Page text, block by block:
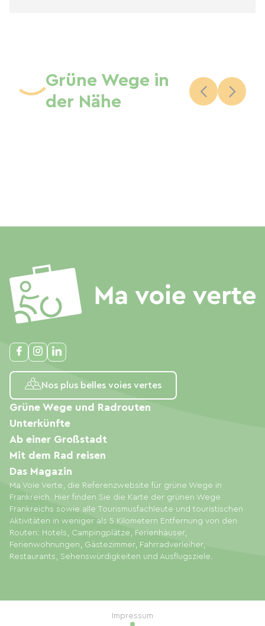
Grüne Wege in
der Nähe
Nos plus belles voies vertes
Ma Voie Verte, die Referenzwebsite für grüne Wege in
Frankreich. Hier finden Sie die Karte der grünen Wege
Frankreichs sowie alle Tourismusfachleute und touristischen
Aktivitäten in weniger als 5 Kilometern Entfernung von den
Routen: Hotels, Campingplätze, Ferienhäuser,
Ferienwohnungen, Gästezimmer, Fahrradverleiher,
Restaurants, Sehenswürdigkeiten und Ausflugsziele.
Grüne Wege und Radrouten
Unterkünfte
Ab einer Großstadt
Mit dem Rad reisen
Das Magazin
Impressum